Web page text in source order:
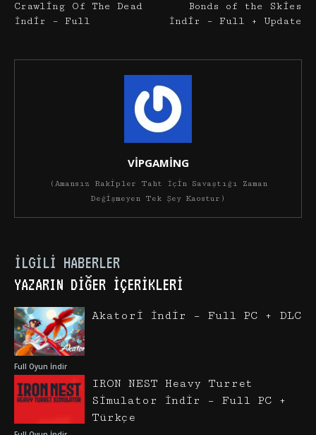
Crawling Of The Dead
İndir – Full
Bonds of the Skies
İndir – Full + Update
VİPGAMİNG
(Amansız Rakipler Taht İçin Savaştığı Zaman
Değişmeyen Tek Şey Kaostur)
İLGILI HABERLER
YAZARIN DIĞER İÇERIKLERI
Full Oyun İndir
Akatori İndir – Full PC + DLC
IRON NEST Heavy Turret
Simulator İndir – Full PC +
Türkçe